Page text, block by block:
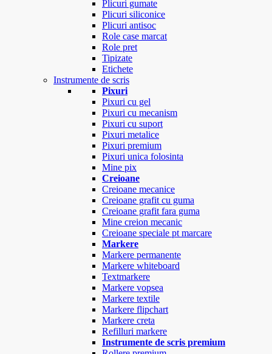
Plicuri gumate
Plicuri siliconice
Plicuri antisoc
Role case marcat
Role pret
Tipizate
Etichete
Instrumente de scris
Pixuri
Pixuri cu gel
Pixuri cu mecanism
Pixuri cu suport
Pixuri metalice
Pixuri premium
Pixuri unica folosinta
Mine pix
Creioane
Creioane mecanice
Creioane grafit cu guma
Creioane grafit fara guma
Mine creion mecanic
Creioane speciale pt marcare
Markere
Markere permanente
Markere whiteboard
Textmarkere
Markere vopsea
Markere textile
Markere flipchart
Markere creta
Refilluri markere
Instrumente de scris premium